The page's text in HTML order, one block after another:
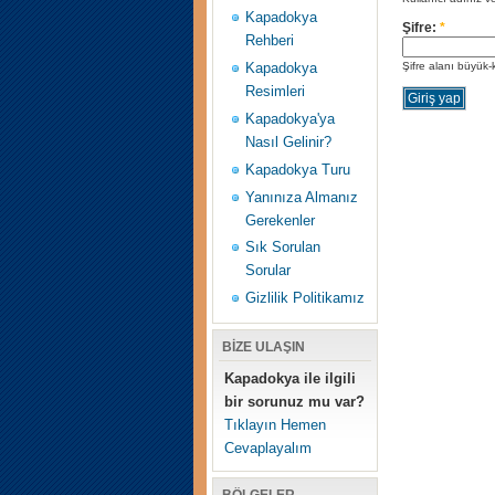
Kapadokya
Rehberi
Kapadokya
Resimleri
Kapadokya'ya
Nasıl Gelinir?
Kapadokya Turu
Yanınıza Almanız
Gerekenler
Sık Sorulan
Sorular
Gizlilik Politikamız
BİZE ULAŞIN
Kapadokya ile ilgili
bir sorunuz mu var?
Tıklayın Hemen
Cevaplayalım
Şifre: *
Şifre alanı büyük-